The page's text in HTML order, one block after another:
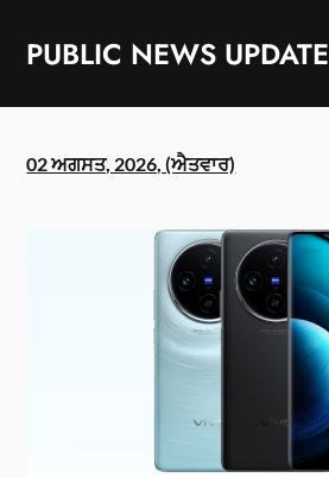
contentPUBLIC NEWS UPDATE
02 ਅਗਸਤ, 2026, (ਐਤਵਾਰ)